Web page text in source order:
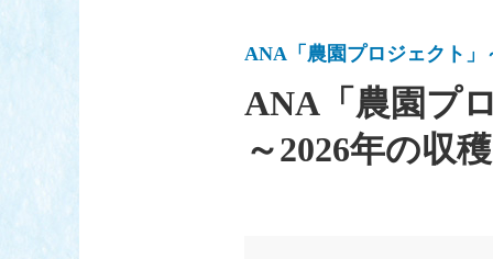
ANA「農園プロジェクト」
ANA「農園プ
～2026年の収